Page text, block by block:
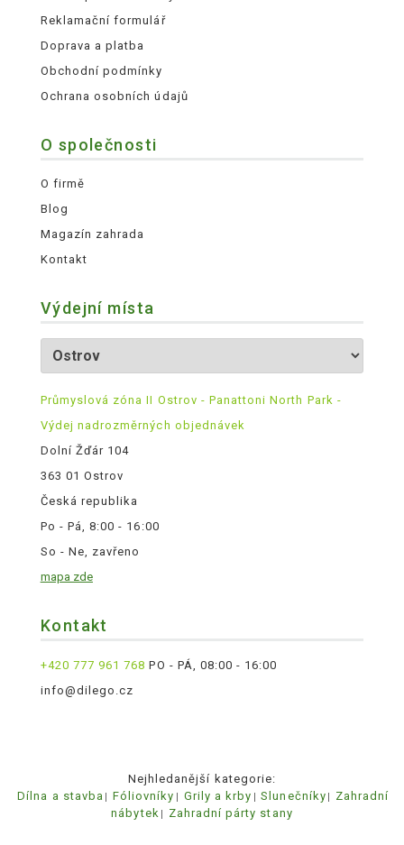
Reklamační formulář
Doprava a platba
Obchodní podmínky
Ochrana osobních údajů
O společnosti
O firmě
Blog
Magazín zahrada
Kontakt
Výdejní místa
Průmyslová zóna II Ostrov - Panattoni North Park -
Výdej nadrozměrných objednávek
Dolní Žďár 104
363 01 Ostrov
Česká republika
Po - Pá, 8:00 - 16:00
So - Ne, zavřeno
mapa zde
Kontakt
+420 777 961 768 PO - PÁ, 08:00 - 16:00
info@dilego.cz
Nejhledanější kategorie:
Dílna a stavba
Fóliovníky Grily a krby Slunečníky
Zahradní
nábytek
Zahradní párty stany